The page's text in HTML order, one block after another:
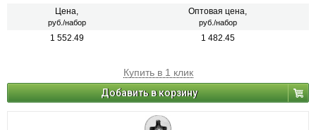
Цена,
руб./набор
Оптовая цена,
руб./набор
1 552.49 1 482.45
Купить в 1 клик
Добавить в корзину